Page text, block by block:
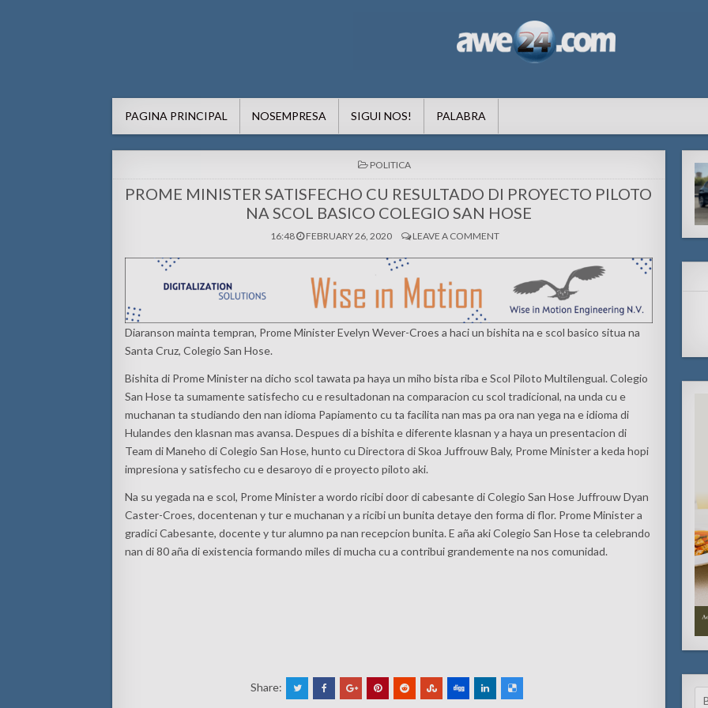
PAGINA PRINCIPAL NOSEMPRESA SIGUI NOS! PALABRA
POSTED
IN
POLITICA
PROME MINISTER SATISFECHO CU RESULTADO DI PROYECTO PILOTO
NA SCOL BASICO COLEGIO SAN HOSE
16:48 FEBRUARY 26, 2020 LEAVE A COMMENT
Diaranson mainta tempran, Prome Minister Evelyn Wever-Croes a haci un bishita na e scol basico situa na
Santa Cruz, Colegio San Hose.
Bishita di Prome Minister na dicho scol tawata pa haya un miho bista riba e Scol Piloto Multilengual. Colegio
San Hose ta sumamente satisfecho cu e resultadonan na comparacion cu scol tradicional, na unda cu e
muchanan ta studiando den nan idioma Papiamento cu ta facilita nan mas pa ora nan yega na e idioma di
Hulandes den klasnan mas avansa. Despues di a bishita e diferente klasnan y a haya un presentacion di
Team di Maneho di Colegio San Hose, hunto cu Directora di Skoa Juffrouw Baly, Prome Minister a keda hopi
impresiona y satisfecho cu e desaroyo di e proyecto piloto aki.
Na su yegada na e scol, Prome Minister a wordo ricibi door di cabesante di Colegio San Hose Juffrouw Dyan
Caster-Croes, docentenan y tur e muchanan y a ricibi un bunita detaye den forma di flor. Prome Minister a
gradici Cabesante, docente y tur alumno pa nan recepcion bunita. E aña aki Colegio San Hose ta celebrando
nan di 80 aña di existencia formando miles di mucha cu a contribui grandemente na nos comunidad.
Share: